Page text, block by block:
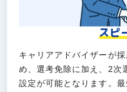
スピ
キャリアアドバイザーが
め、選考免除に加え、2次
設定が可能となります。